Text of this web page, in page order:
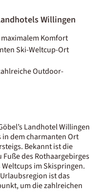
Willingen
Komfort
Ski-Weltcup-Ort
Outdoor-
Landhotel Willingen
in dem charmanten Ort
Bekannt ist die
des Rothaargebirges
im Skispringen.
ist das
um die zahlreichen